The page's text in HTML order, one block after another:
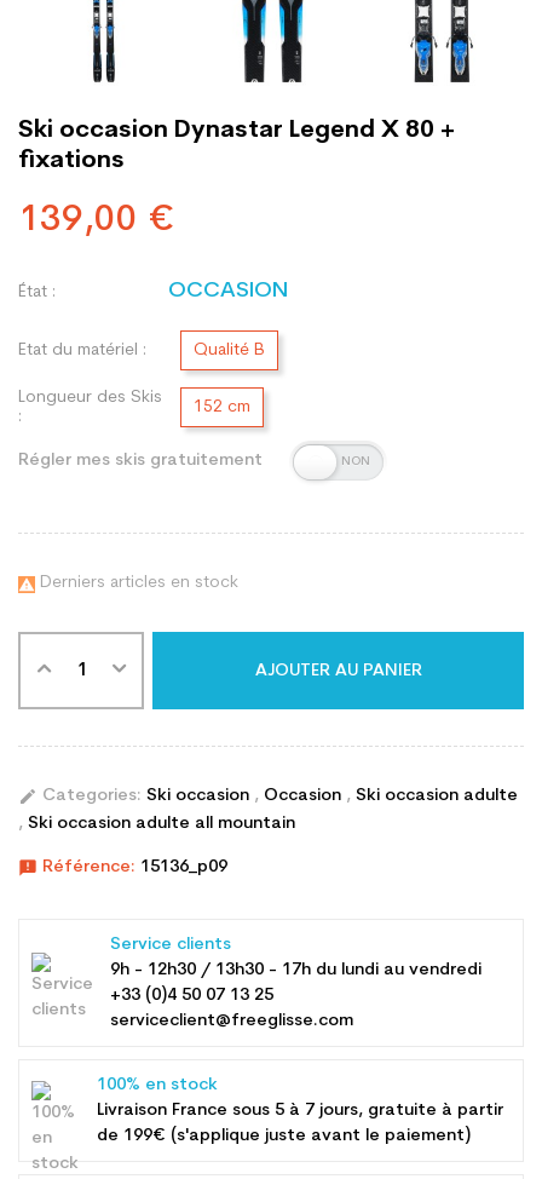
Ski occasion Dynastar Legend X 80 +
fixations
139,00 €
État : OCCASION
Etat du matériel : Qualité B
Longueur des Skis
:
152 cm
Régler mes skis gratuitement
 Derniers articles en stock
AJOUTER AU PANIER
edit Categories: Ski occasion , Occasion , Ski occasion adulte
, Ski occasion adulte all mountain
announcement Référence: 15136_p09
Service clients
9h - 12h30 / 13h30 - 17h du lundi au vendredi
+33 (0)4 50 07 13 25
serviceclient@freeglisse.com
100% en stock
Livraison France sous 5 à 7 jours, gratuite à partir
de 199€ (s'applique juste avant le paiement)